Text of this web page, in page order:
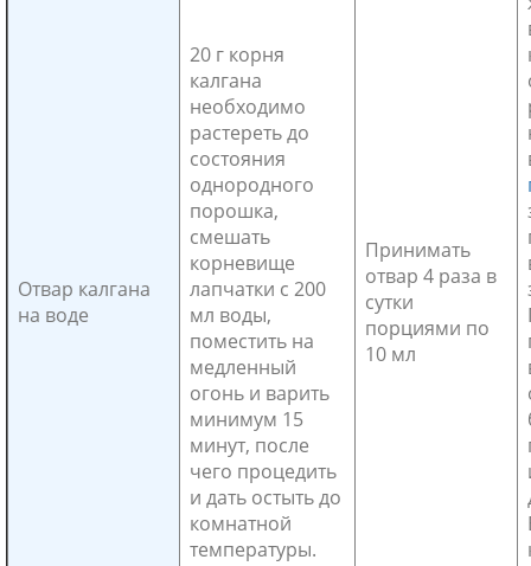
Отвар калгана
на воде
20 г корня
калгана
необходимо
растереть до
состояния
однородного
порошка,
смешать
корневище
лапчатки с 200
мл воды,
поместить на
медленный
огонь и варить
минимум 15
минут, после
чего процедить
и дать остыть до
комнатной
температуры.
Принимать
отвар 4 раза в
сутки
порциями по
10 мл